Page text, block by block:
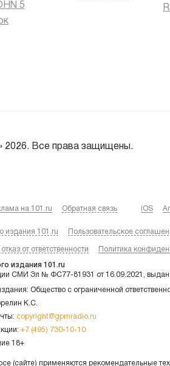
5
Все права защищены.
на 101.ru Обратная связь iOS
издания 101.ru Пользовательское
от ответственности Политика
издания 101.ru
СМИ Эл № ФС77-81931 от 16.09.2021,
Общество с ограниченной
К.С.
copyright@gpmradio.ru
+7 (495) 730-10-10
18+
(сайте) применяются рекомендательные